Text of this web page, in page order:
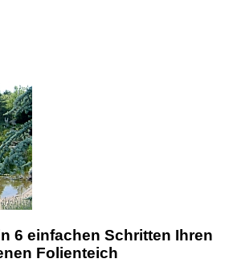
6 einfachen Schritten Ihren
Folienteich